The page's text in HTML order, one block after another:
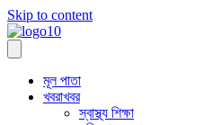
Skip to content
মূল পাতা
খবরাখবর
স্বাস্থ্য শিক্ষা